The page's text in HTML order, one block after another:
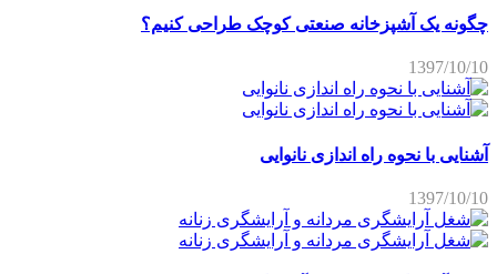
چگونه یک آشپزخانه صنعتی کوچک طراحی کنیم؟
1397/10/10
آشنایی با نحوه راه اندازی نانوایی
1397/10/10